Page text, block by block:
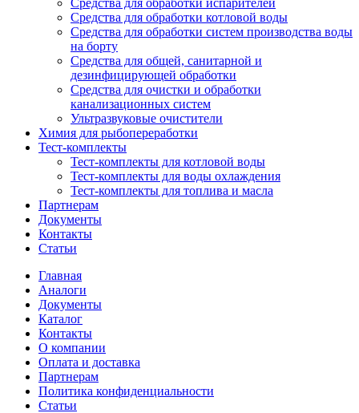
Средства для обработки котловой воды
Средства для обработки систем производства воды
на борту
Средства для общей, санитарной и
дезинфицирующей обработки
Средства для очистки и обработки
канализационных систем
Ультразвуковые очистители
Химия для рыбопереработки
Тест-комплекты
Тест-комплекты для котловой воды
Тест-комплекты для воды охлаждения
Тест-комплекты для топлива и масла
Партнерам
Документы
Контакты
Статьи
Главная
Аналоги
Документы
Каталог
Контакты
О компании
Оплата и доставка
Партнерам
Политика конфиденциальности
Статьи